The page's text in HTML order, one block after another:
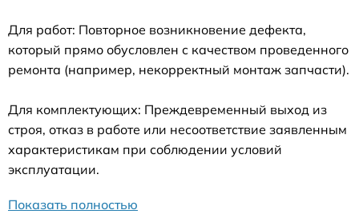
Для работ: Повторное возникновение дефекта,
который прямо обусловлен с качеством проведенного
ремонта (например, некорректный монтаж запчасти).
Для комплектующих: Преждевременный выход из
строя, отказ в работе или несоответствие заявленным
характеристикам при соблюдении условий
эксплуатации.
Показать полностью